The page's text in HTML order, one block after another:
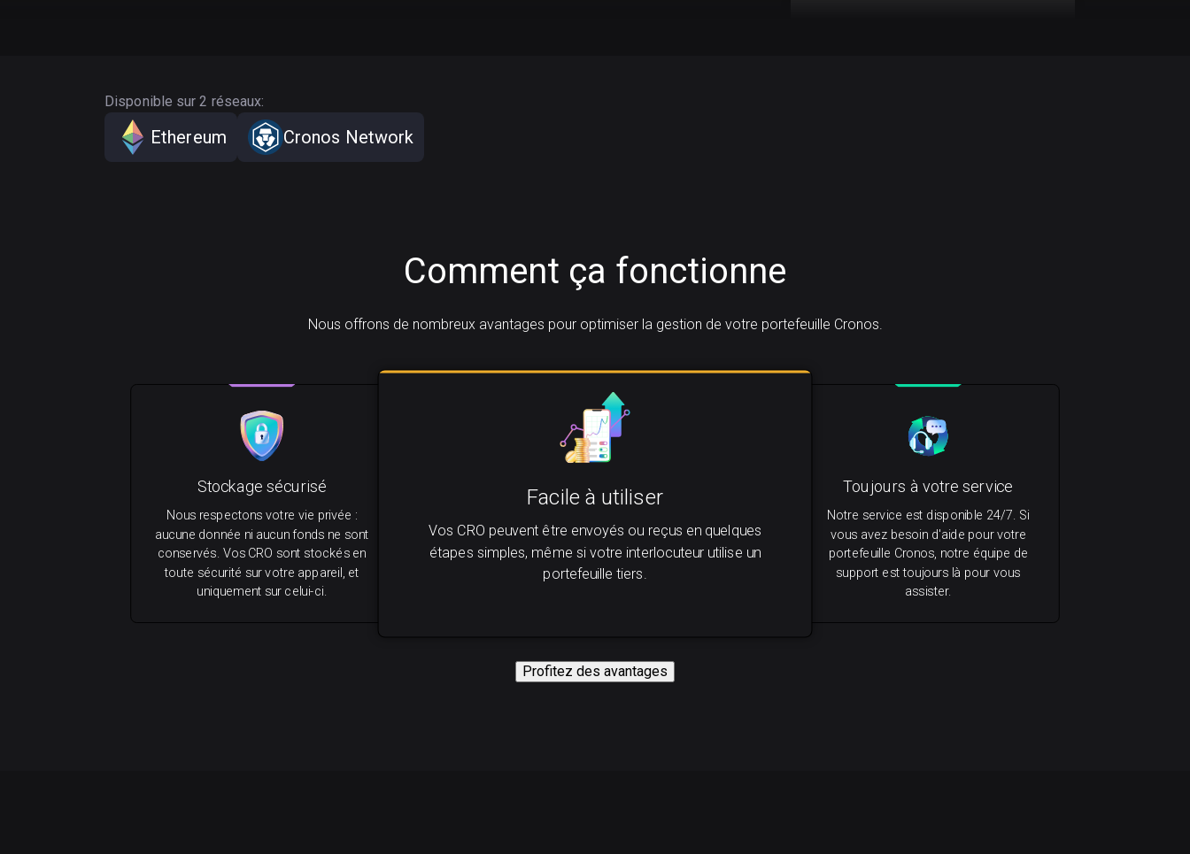
Disponible sur 2 réseaux:
Ethereum Cronos Network
Comment ça fonctionne
Nous offrons de nombreux avantages pour optimiser la gestion de votre portefeuille Cronos.
Facile à utiliser
Vos CRO peuvent être envoyés ou reçus en quelques
étapes simples, même si votre interlocuteur utilise un
portefeuille tiers.
Toujours à votre service
Notre service est disponible 24/7. Si
vous avez besoin d'aide pour votre
portefeuille Cronos, notre équipe de
support est toujours là pour vous
assister.
Stockage sécurisé
Nous respectons votre vie privée :
aucune donnée ni aucun fonds ne sont
conservés. Vos CRO sont stockés en
toute sécurité sur votre appareil, et
uniquement sur celui-ci.
Profitez des avantages